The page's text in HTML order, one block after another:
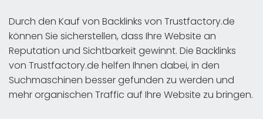
Durch den Kauf von Backlinks von Trustfactory.de
können Sie sicherstellen, dass Ihre Website an
Reputation und Sichtbarkeit gewinnt. Die Backlinks
von Trustfactory.de helfen Ihnen dabei, in den
Suchmaschinen besser gefunden zu werden und
mehr organischen Traffic auf Ihre Website zu bringen.